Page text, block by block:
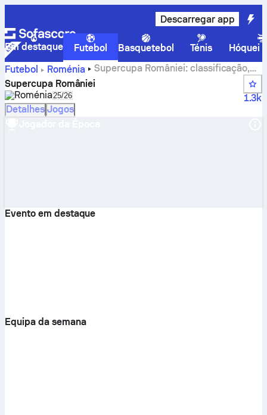
Descarregar app
Em destaque Futebol Basquetebol Ténis
Hóquei
Futebol
Roménia
Supercupa României: classificação,
jogos, resultados e estatísticas
Supercupa României
RoméniaSelect season in unique tournament header
25/26
1.3k
Detalhes Jogos
Evento em destaque
Equipa da semana